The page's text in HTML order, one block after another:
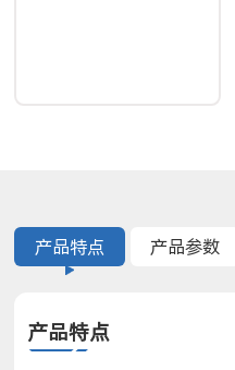
产品特点 产品参数
产品特点